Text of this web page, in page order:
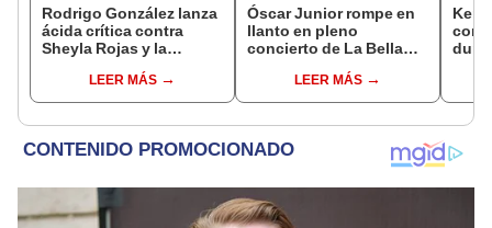
Rodrigo González lanza
ácida crítica contra
Sheyla Rojas y la
relación con su hijo: "Te
has dedicado a buscar
LEER MÁS
Óscar Junior rompe en
llanto en pleno
concierto de La Bella
denuncia de Naldy
Saldaña
LEER MÁS
dura